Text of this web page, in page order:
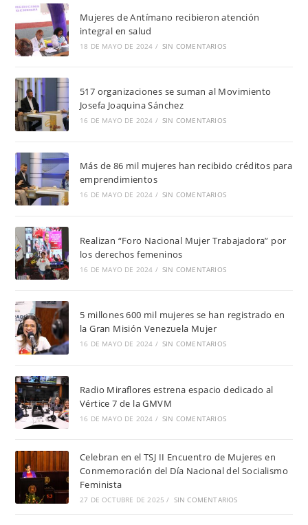
Mujeres de Antímano recibieron atención
integral en salud
18 DE MAYO DE 2024 / SIN COMENTARIOS
517 organizaciones se suman al Movimiento
Josefa Joaquina Sánchez
16 DE MAYO DE 2024 / SIN COMENTARIOS
Más de 86 mil mujeres han recibido créditos para
emprendimientos
16 DE MAYO DE 2024 / SIN COMENTARIOS
Realizan “Foro Nacional Mujer Trabajadora” por
los derechos femeninos
16 DE MAYO DE 2024 / SIN COMENTARIOS
5 millones 600 mil mujeres se han registrado en
la Gran Misión Venezuela Mujer
16 DE MAYO DE 2024 / SIN COMENTARIOS
Radio Miraflores estrena espacio dedicado al
Vértice 7 de la GMVM
16 DE MAYO DE 2024 / SIN COMENTARIOS
Celebran en el TSJ II Encuentro de Mujeres en
Conmemoración del Día Nacional del Socialismo
Feminista
27 DE OCTUBRE DE 2025 / SIN COMENTARIOS